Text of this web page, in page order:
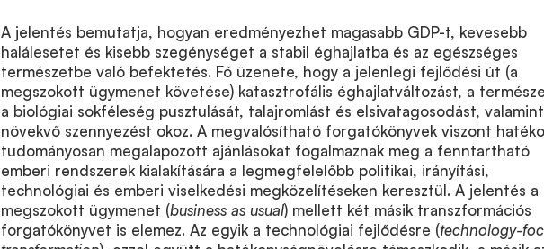
A jelentés bemutatja, hogyan eredményezhet magasabb GDP-t, kevesebb
halálesetet és kisebb szegénységet a stabil éghajlatba és az egészséges
természetbe való befektetés. Fő üzenete, hogy a jelenlegi fejlődési út (a
megszokott ügymenet követése) katasztrofális éghajlatváltozást, a
a biológiai sokféleség pusztulását, talajromlást és elsivatagosodást, valamint
növekvő szennyezést okoz. A megvalósítható forgatókönyvek viszont
tudományosan megalapozott ajánlásokat fogalmaznak meg a fenntartható
emberi rendszerek kialakítására a legmegfelelőbb politikai, irányítási,
technológiai és emberi viselkedési megközelítéseken keresztül. A jelentés a
megszokott ügymenet (business as usual) mellett két másik transzformációs
forgatókönyvet is elemez. Az egyik a technológiai fejlődésre (technology-